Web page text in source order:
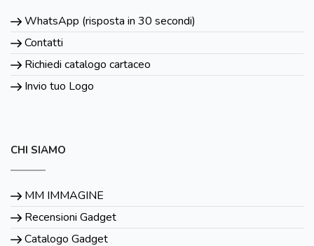
WhatsApp (risposta in 30 secondi)
Contatti
Richiedi catalogo cartaceo
Invio tuo Logo
CHI SIAMO
MM IMMAGINE
Recensioni Gadget
Catalogo Gadget